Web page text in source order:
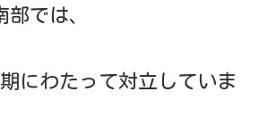
では、
にわたって対立していま